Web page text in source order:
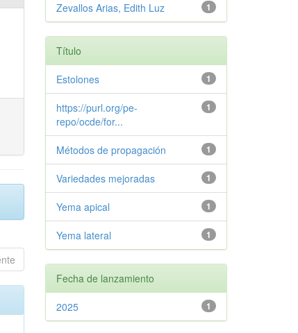
1
Zevallos Arias, Edith Luz
Título
1
Estolones
1
https://purl.org/pe-
repo/ocde/for...
1
Métodos de propagación
1
Variedades mejoradas
1
Yema apical
1
Yema lateral
Fecha de lanzamiento
1
2025